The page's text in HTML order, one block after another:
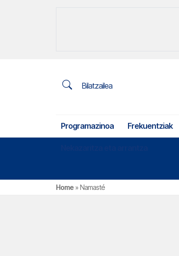
Bilatzailea
Programazinoa Frekuentziak
Home »Namasté